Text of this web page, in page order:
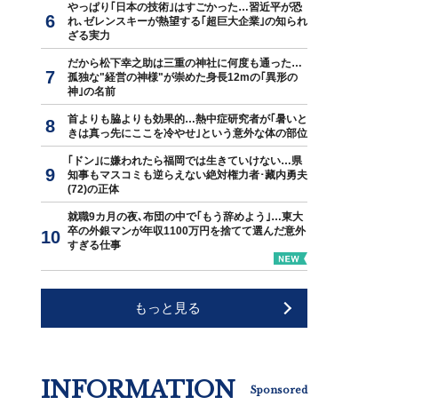
やっぱり｢日本の技術｣はすごかった…習近平が恐
れ､ゼレンスキーが熱望する｢超巨大企業｣の知られ
ざる実力
だから松下幸之助は三重の神社に何度も通った…
孤独な"経営の神様"が崇めた身長12mの｢異形の
神｣の名前
首よりも脇よりも効果的…熱中症研究者が｢暑いと
きは真っ先にここを冷やせ｣という意外な体の部位
｢ドン｣に嫌われたら福岡では生きていけない…県
知事もマスコミも逆らえない絶対権力者･藏内勇夫
(72)の正体
就職9カ月の夜､布団の中で｢もう辞めよう｣…東大
卒の外銀マンが年収1100万円を捨てて選んだ意外
すぎる仕事
もっと見る
INFORMATION Sponsored